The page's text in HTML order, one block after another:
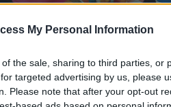
My Personal Information
the sale, sharing to third parties, or
targeted advertising by us, please
Please note that after your opt-out
KARÁCSONYI